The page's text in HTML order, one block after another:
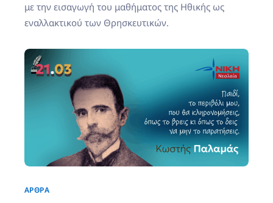
με την εισαγωγή του μαθήματος της Ηθικής ως
εναλλακτικού των Θρησκευτικών.
ΆΡΘΡΑ